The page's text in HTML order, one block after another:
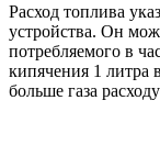
Расход топлива
устройства. Он
потребляемого в
кипячения 1 литра
больше газа